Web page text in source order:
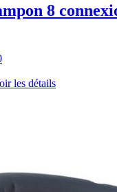
8
les détails